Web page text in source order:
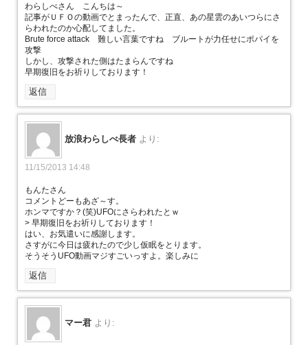
わらしべさん こんちは～
記事がＵＦＯの動画でとまったんで、正直、あの星雲のあいつらにさ
らわれたのか心配してました。
Brute force attack 難しい言葉ですね ブルートが力任せにポパイを
攻撃
しかし、攻撃された側はたまらんですね
早期復旧をお祈りしております！
返信
放浪わらしべ長者 より:
11/15/2013 14:48
もんたさん
コメントどーもあざ～す。
ホンマですか？(笑)UFOにさらわれたとｗ
> 早期復旧をお祈りしております！
はい、お気遣いに感謝します。
さすがに今日は疲れたので少し仮眠をとります。
そうそうUFO動画マジすごいっすよ。楽しみに
返信
マー君 より: